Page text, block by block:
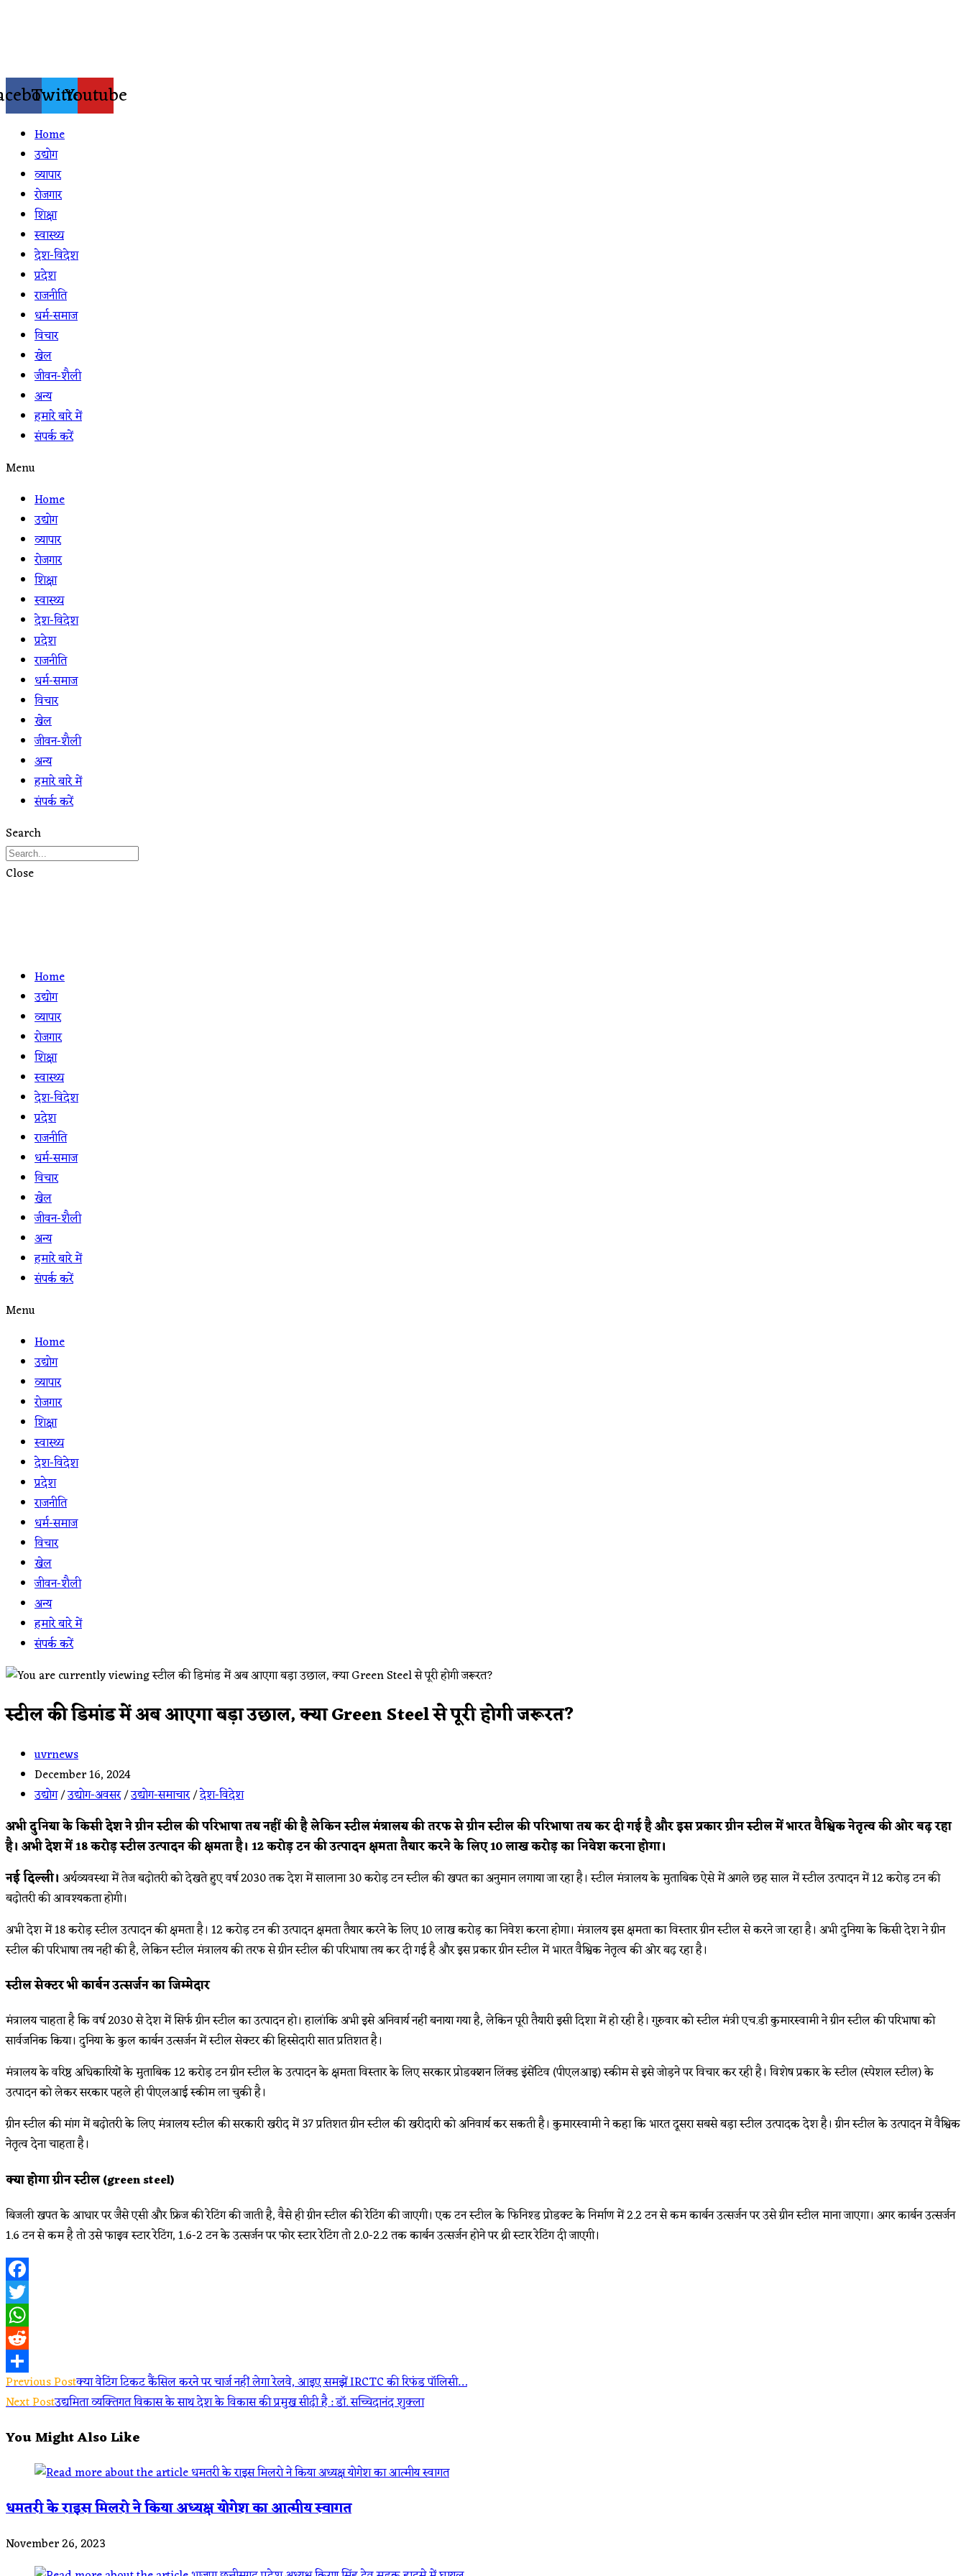
TwitterYoutube
Home
उद्योग
व्यापार
रोजगार
शिक्षा
स्वास्थ्य
देश-विदेश
प्रदेश
राजनीति
धर्म-समाज
विचार
खेल
जीवन-शैली
अन्य
हमारे बारे में
संपर्क करें
Menu
Home
उद्योग
व्यापार
रोजगार
शिक्षा
स्वास्थ्य
देश-विदेश
प्रदेश
राजनीति
धर्म-समाज
विचार
खेल
जीवन-शैली
अन्य
हमारे बारे में
संपर्क करें
Search
Close
Home
उद्योग
व्यापार
रोजगार
शिक्षा
स्वास्थ्य
देश-विदेश
प्रदेश
राजनीति
धर्म-समाज
विचार
खेल
जीवन-शैली
अन्य
हमारे बारे में
संपर्क करें
Menu
Home
उद्योग
व्यापार
रोजगार
शिक्षा
स्वास्थ्य
देश-विदेश
प्रदेश
राजनीति
धर्म-समाज
विचार
खेल
जीवन-शैली
अन्य
हमारे बारे में
संपर्क करें
स्टील की डिमांड में अब आएगा बड़ा उछाल, क्या Green Steel से पूरी होगी जरूरत?
Post
author:
uvrnews
Post
published:
December 16, 2024
Post
category:
उद्योग/उद्योग-अवसर/उद्योग-समाचार/देश-विदेश
अभी दुनिया के किसी देश ने ग्रीन स्टील की परिभाषा तय नहीं की है लेकिन स्टील मंत्रालय की तरफ से ग्रीन स्टील की परिभाषा तय कर दी गई है और इस प्रकार ग्रीन स्टील में भारत वैश्विक नेतृत्व की ओर बढ़ रहा
है। अभी देश में 18 करोड़ स्टील उत्पादन की क्षमता है। 12 करोड़ टन की उत्पादन क्षमता तैयार करने के लिए 10 लाख करोड़ का निवेश करना होगा।
नई दिल्ली। अर्थव्यवस्था में तेज बढ़ोतरी को देखते हुए वर्ष 2030 तक देश में सालाना 30 करोड़ टन स्टील की खपत का अनुमान लगाया जा रहा है। स्टील मंत्रालय के मुताबिक ऐसे में अगले छह साल में स्टील उत्पादन में 12 करोड़ टन की
बढ़ोतरी की आवश्यकता होगी।
अभी देश में 18 करोड़ स्टील उत्पादन की क्षमता है। 12 करोड़ टन की उत्पादन क्षमता तैयार करने के लिए 10 लाख करोड़ का निवेश करना होगा। मंत्रालय इस क्षमता का विस्तार ग्रीन स्टील से करने जा रहा है। अभी दुनिया के किसी देश ने ग्रीन
स्टील की परिभाषा तय नहीं की है, लेकिन स्टील मंत्रालय की तरफ से ग्रीन स्टील की परिभाषा तय कर दी गई है और इस प्रकार ग्रीन स्टील में भारत वैश्विक नेतृत्व की ओर बढ़ रहा है।
स्टील सेक्टर भी कार्बन उत्सर्जन का जिम्मेदार
मंत्रालय चाहता है कि वर्ष 2030 से देश में सिर्फ ग्रीन स्टील का उत्पादन हो। हालांकि अभी इसे अनिवार्य नहीं बनाया गया है, लेकिन पूरी तैयारी इसी दिशा में हो रही है। गुरुवार को स्टील मंत्री एच.डी कुमारस्वामी ने ग्रीन स्टील की परिभाषा को
सार्वजनिक किया। दुनिया के कुल कार्बन उत्सर्जन में स्टील सेक्टर की हिस्सेदारी सात प्रतिशत है।
मंत्रालय के वरिष्ठ अधिकारियों के मुताबिक 12 करोड़ टन ग्रीन स्टील के उत्पादन के क्षमता विस्तार के लिए सरकार प्रोडक्शन लिंक्ड इंसेंटिव (पीएलआइ) स्कीम से इसे जोड़ने पर विचार कर रही है। विशेष प्रकार के स्टील (स्पेशल स्टील) के
उत्पादन को लेकर सरकार पहले ही पीएलआई स्कीम ला चुकी है।
ग्रीन स्टील की मांग में बढ़ोतरी के लिए मंत्रालय स्टील की सरकारी खरीद में 37 प्रतिशत ग्रीन स्टील की खरीदारी को अनिवार्य कर सकती है। कुमारस्वामी ने कहा कि भारत दूसरा सबसे बड़ा स्टील उत्पादक देश है। ग्रीन स्टील के उत्पादन में वैश्विक
नेतृत्व देना चाहता है।
क्या होगा ग्रीन स्टील (green steel)
बिजली खपत के आधार पर जैसे एसी और फ्रिज की रेटिंग की जाती है, वैसे ही ग्रीन स्टील की रेटिंग की जाएगी। एक टन स्टील के फिनिश्ड प्रोडक्ट के निर्माण में 2.2 टन से कम कार्बन उत्सर्जन पर उसे ग्रीन स्टील माना जाएगा। अगर कार्बन उत्सर्जन
1.6 टन से कम है तो उसे फाइव स्टार रेटिंग, 1.6-2 टन के उत्सर्जन पर फोर स्टार रेटिंग तो 2.0-2.2 तक कार्बन उत्सर्जन होने पर थ्री स्टार रेटिंग दी जाएगी।
Facebook
Twitter
WhatsApp
Reddit
Share
Read
more
articles
Previous Postक्या वेटिंग टिकट कैंसिल करने पर चार्ज नहीं लेगा रेलवे, आइए समझें IRCTC की रिफंड पॉलिसी…
Next Postउद्यमिता व्यक्तिगत विकास के साथ देश के विकास की प्रमुख सीढ़ी है : डॉ. सच्चिदानंद शुक्ला
You Might Also Like
धमतरी के राइस मिलरो ने किया अध्यक्ष योगेश का आत्मीय स्वागत
November 26, 2023